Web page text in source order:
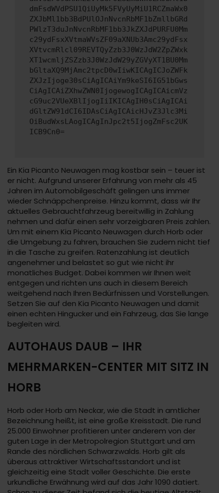
dmFsdWVdPSU1QiUyMk5FVyUyMiU1RCZmaWx0
ZXJbMl1bb3BdPUlOJnNvcnRbMF1bZmllbGRd
PWlzT3duJnNvcnRbMF1bb3JkZXJdPURFU0Mm
c29ydFsxXVtmaWVsZF09aXNUb3Amc29ydFsx
XVtvcmRlcl09REVTQyZzb3J0WzJdW2ZpZWxk
XT1wcmljZSZzb3J0WzJdW29yZGVyXT1BU0Mm
bGltaXQ9MjAmc2tpcD0wIiwKICAgICJoZWFk
ZXJzIjoge30sCiAgICAiYm9keSI6IG51bGws
CiAgICAiZXhwZWN0IjogewogICAgICAicmVz
cG9uc2VUeXBlIjogIiIKICAgIH0sCiAgICAi
dGltZW91dCI6IDAsCiAgICAicHJvZ3Jlc3Mi
OiBudWxsLAogICAgInJpc2t5IjogZmFsc2UK
ICB9Cn0=
Ein Kia Picanto Neuwagen mag kostbar sein – teuer ist
er nicht. Aufgrund unserer Erfahrung von mehr als 45
Jahren im Automobilgeschäft gelingen uns immer
wieder Schnäppchenpreise. Hinzu kommt, dass wir Ihr
aktuelles Gebrauchtfahrzeug bereitwillig in Zahlung
nehmen und dafür einen sehr vorzeigbaren Preis zahlen.
Um mit einem Kia Picanto Neuwagen durch Horb oder
die Umgebung zu fahren, brauchen Sie zudem nicht tief
in die Tasche zu greifen. Ratenzahlung ist deutlich
angenehmer und belastet so gut wie nicht ihr
monatliches Budget. Dabei kommen wir Ihnen weit
entgegen und richten uns auch in diesem Bereich
weitgehend nach Ihren Bedürfnissen und Vorstellungen.
Setzen Sie auf den Kia Picanto Neuwagen und damit
einen echten Hingucker und ein Fahrzeug, das Sie lange
begleiten wird.
AUTOHAUS DAUB – IHR
MEHRMARKEN-CENTER MIT SITZ IN
HORB
Horb oder Horb am Neckar, wie die Stadt in amtlicher
Bezeichnung heißt, ist eine große Kreisstadt. Die rund
25.000 Einwohner profitieren unter anderem von der
guten Lage in der Metropolregion Stuttgart und am
Rande des nördlichen Schwarzwalds. Horb gilt als
überaus attraktiver Wirtschaftsstandort und ist
gleichzeitig eine Stadt voller Geschichte. Die erste
urkundliche Erwähnung wird auf das Jahr 1090 datiert.